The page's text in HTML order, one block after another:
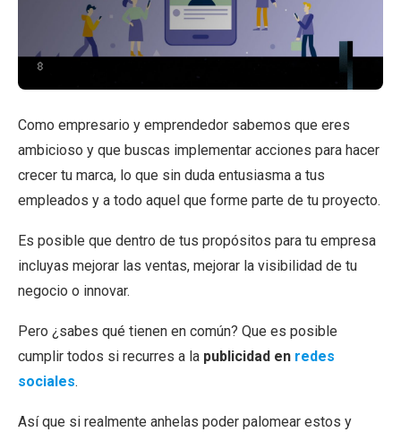
Como empresario y emprendedor sabemos que eres
ambicioso y que buscas implementar acciones para hacer
crecer tu marca, lo que sin duda entusiasma a tus
empleados y a todo aquel que forme parte de tu proyecto.
Es posible que dentro de tus propósitos para tu empresa
incluyas mejorar las ventas, mejorar la visibilidad de tu
negocio o innovar.
Pero ¿sabes qué tienen en común? Que es posible
cumplir todos si recurres a la publicidad en redes
sociales.
Así que si realmente anhelas poder palomear estos y